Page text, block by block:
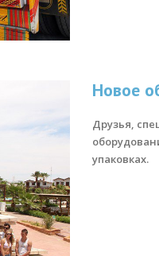
Новое
Друзья,
упаковках.